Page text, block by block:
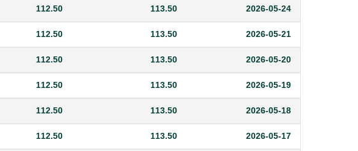
2026-05-24
113.50
112.50
2026-05-21
113.50
112.50
2026-05-20
113.50
112.50
2026-05-19
113.50
112.50
2026-05-18
113.50
112.50
2026-05-17
113.50
112.50